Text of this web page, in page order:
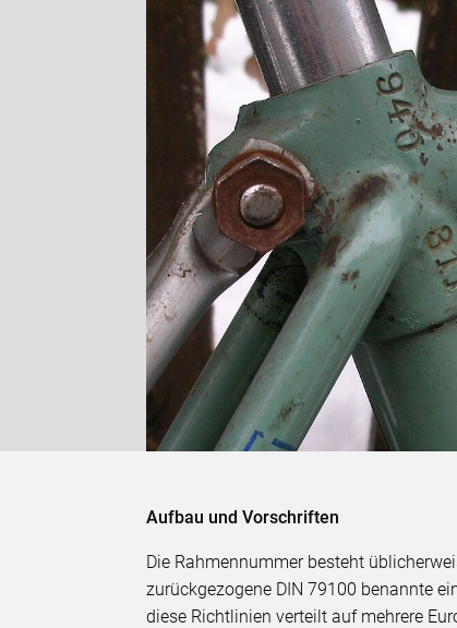
Aufbau und Vorschriften
Die Rahmennummer besteht
zurückgezogene DIN 79100 benannte
diese Richtlinien verteilt auf mehrere